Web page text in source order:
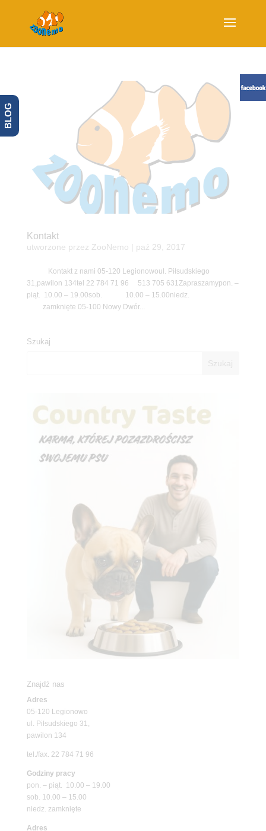
Kontakt
utworzone przez ZooNemo paź 29, 2017
Kontakt z nami 05-120 Legionowoul. Piłsudskiego
31,pawilon 134tel 22 784 71 96 513 705 631Zapraszamypon. –
piąt. 10.00 – 19.00sob. 10.00 – 15.00niedz.
zamknięte 05-100 Nowy Dwór...
Szukaj
Znajdź nas
Adres
05-120 Legionowo
ul. Piłsudskiego 31,
pawilon 134
tel./fax. 22 784 71 96
Godziny pracy
pon. – piąt. 10.00 – 19.00
sob. 10.00 – 15.00
niedz. zamknięte
Adres
BLOG